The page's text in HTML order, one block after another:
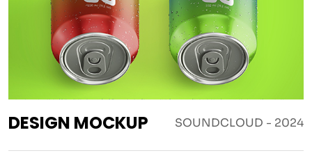
DESIGN MOCKUP SOUNDCLOUD - 2024